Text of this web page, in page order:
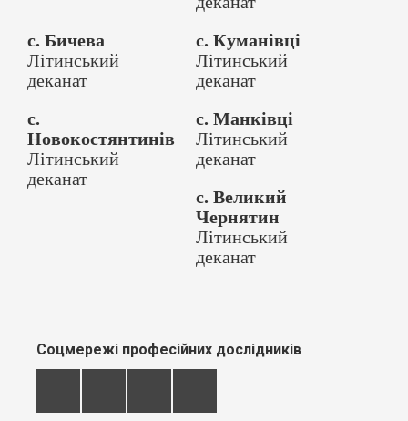
с. Бичева
Літинський
деканат
с. Куманівці
Літинський
деканат
с.
Новокостянтинів
Літинський
деканат
с. Манківці
Літинський
деканат
с. Великий
Чернятин
Літинський
деканат
Соцмережі професійних дослідників